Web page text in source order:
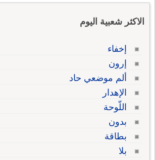
الاكثر شعبية اليوم
إخفاء
إرون
ألم موضعي حاد
الإهدار
اللّوحة
بدون
بطاقة
بلا